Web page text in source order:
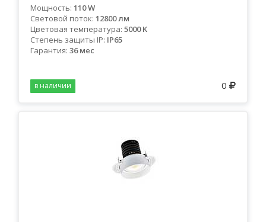
Мощность: 110 W
Световой поток: 12800 лм
Цветовая температура: 5000 K
Степень защиты IP: IP65
Гарантия: 36 мес
0
в наличии